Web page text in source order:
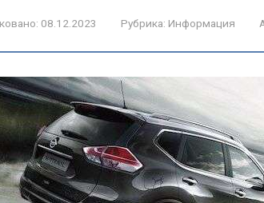
08.12.2023 Рубрика: Информация